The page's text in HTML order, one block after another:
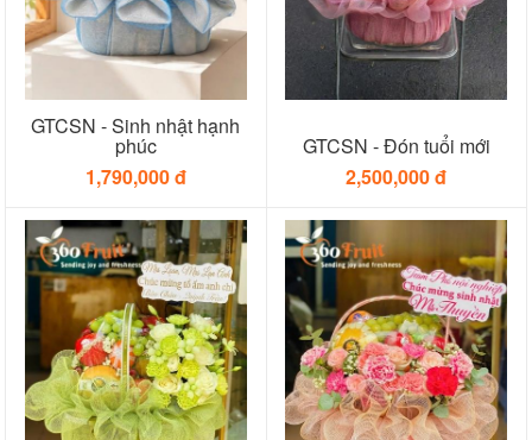
GTCSN - Sinh nhật hạnh
phúc
1,790,000 đ
GTCSN - Đón tuổi mới
2,500,000 đ